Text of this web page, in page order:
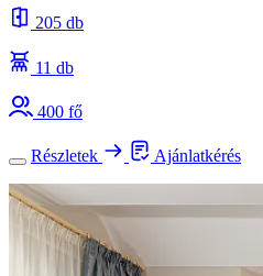
205 db
11 db
400 fő
Részletek Ajánlatkérés